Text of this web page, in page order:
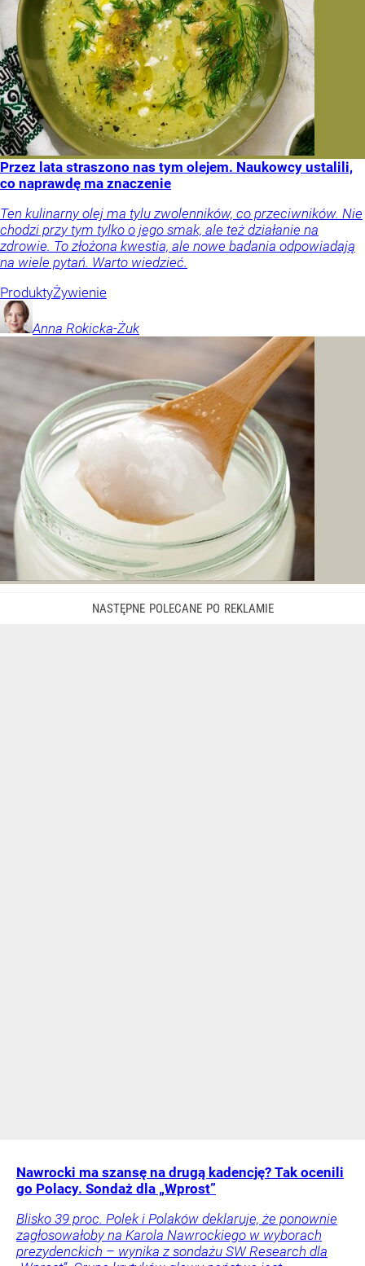
Przez lata straszono nas tym olejem. Naukowcy ustalili,
co naprawdę ma znaczenie
Ten kulinarny olej ma tylu zwolenników, co przeciwników. Nie
chodzi przy tym tylko o jego smak, ale też działanie na
zdrowie. To złożona kwestia, ale nowe badania odpowiadają
na wiele pytań. Warto wiedzieć.
ProduktyŻywienie
Anna Rokicka-Żuk
Nawrocki ma szansę na drugą kadencję? Tak ocenili
go Polacy. Sondaż dla „Wprost”
Blisko 39 proc. Polek i Polaków deklaruje, że ponownie
zagłosowałoby na Karola Nawrockiego w wyborach
prezydenckich – wynika z sondażu SW Research dla